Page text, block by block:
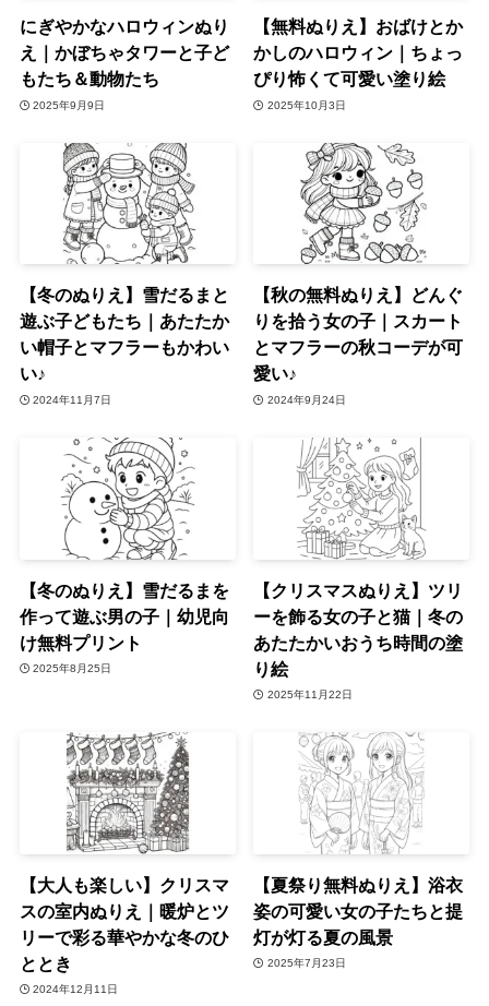
にぎやかなハロウィンぬり
え｜かぼちゃタワーと子ど
もたち＆動物たち
2025年9月9日
【無料ぬりえ】おばけとか
かしのハロウィン｜ちょっ
ぴり怖くて可愛い塗り絵
2025年10月3日
【冬のぬりえ】雪だるまと
遊ぶ子どもたち｜あたたか
い帽子とマフラーもかわい
い♪
2024年11月7日
【秋の無料ぬりえ】どんぐ
りを拾う女の子｜スカート
とマフラーの秋コーデが可
愛い♪
2024年9月24日
【冬のぬりえ】雪だるまを
作って遊ぶ男の子｜幼児向
け無料プリント
2025年8月25日
【クリスマスぬりえ】ツリ
ーを飾る女の子と猫｜冬の
あたたかいおうち時間の塗
り絵
2025年11月22日
【大人も楽しい】クリスマ
スの室内ぬりえ｜暖炉とツ
リーで彩る華やかな冬のひ
ととき
2024年12月11日
【夏祭り無料ぬりえ】浴衣
姿の可愛い女の子たちと提
灯が灯る夏の風景
2025年7月23日